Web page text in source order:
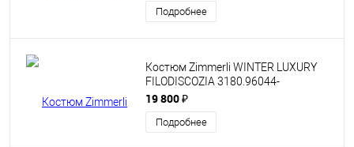
Подробнее
Костюм Zimmerli WINTER LUXURY
FILODISCOZIA 3180.96044-
4700.75180
19 800 ₽
Подробнее